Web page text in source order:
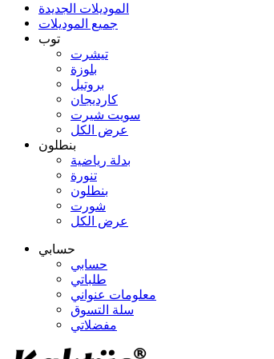
الموديلات الجديدة
جميع الموديلات
توب
تيشرت
بلوزة
بروتيل
كارديجان
سويت شيرت
عرض الكل
بنطلون
بدلة رياضية
تنورة
بنطلون
شورت
عرض الكل
حسابي
حسابي
طلباتي
معلومات عنواني
سلة التسوق
مفضلاتي